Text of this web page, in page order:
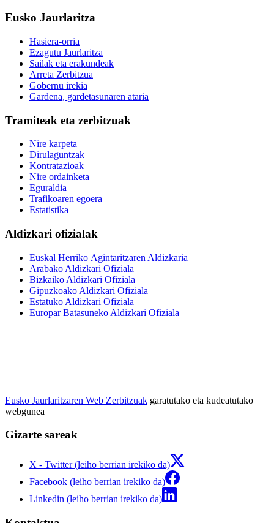
Eusko Jaurlaritza
Hasiera-orria
Ezagutu Jaurlaritza
Sailak eta erakundeak
Arreta Zerbitzua
Gobernu irekia
Gardena, gardetasunaren ataria
Tramiteak eta zerbitzuak
Nire karpeta
Dirulaguntzak
Kontratazioak
Nire ordainketa
Eguraldia
Trafikoaren egoera
Estatistika
Aldizkari ofizialak
Euskal Herriko Agintaritzaren Aldizkaria
Arabako Aldizkari Ofiziala
Bizkaiko Aldizkari Ofiziala
Gipuzkoako Aldizkari Ofiziala
Estatuko Aldizkari Ofiziala
Europar Batasuneko Aldizkari Ofiziala
Eusko Jaurlaritzaren Web Zerbitzuak garatutako eta kudeatutako
webgunea
Gizarte sareak
X - Twitter (leiho berrian irekiko da)
Facebook (leiho berrian irekiko da)
Linkedin (leiho berrian irekiko da)